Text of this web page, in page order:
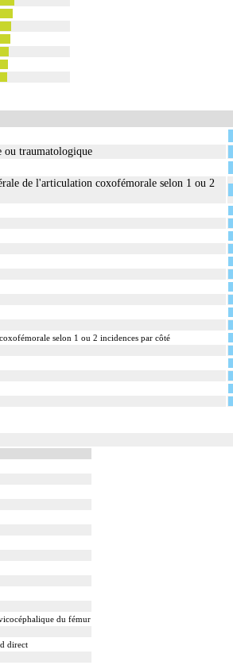
ou traumatologique
de l'articulation coxofémorale selon 1 ou 2
selon 1 ou 2 incidences par côté
du fémur
direct